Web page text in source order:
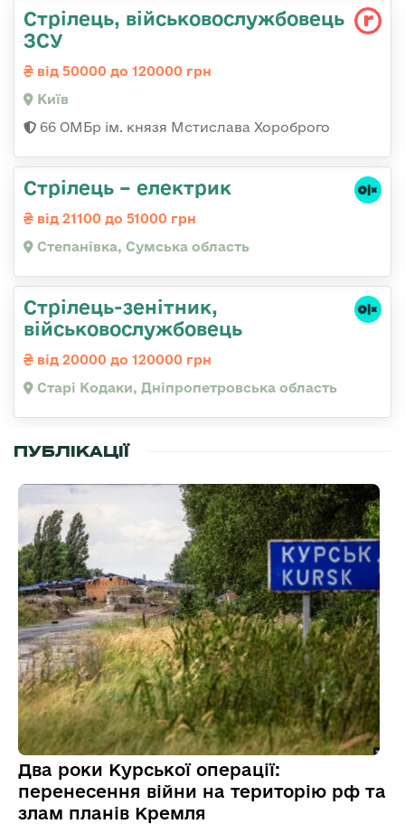
Стрілець, військовослужбовець
ЗСУ
від 50000 до 120000 грн
Київ
66 ОМБр ім. князя Мстислава Хороброго
Стрілець – електрик
від 21100 до 51000 грн
Степанівка, Сумська область
Стрілець-зенітник,
військовослужбовець
від 20000 до 120000 грн
Старі Кодаки, Дніпропетровська область
ПУБЛІКАЦІЇ
Два роки Курської операції:
перенесення війни на територію рф та
злам планів Кремля